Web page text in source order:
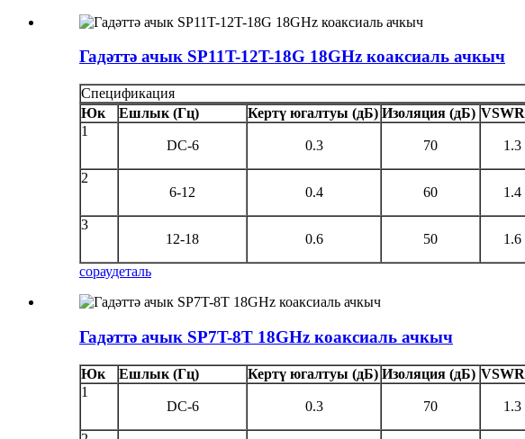
Гадәттә ачык SP11T-12T-18G 18GHz коаксиаль ачкыч
Спецификация
Юк
Ешлык (Гц) Кертү югалтуы (дБ) Изоляция (дБ) VSWR
1
DC-6
0.3 70 1.3
2
6-12
0.4 60 1.4
3
12-18
0.6 50 1.6
сораудеталь
Гадәттә ачык SP7T-8T 18GHz коаксиаль ачкыч
Юк Ешлык (Гц) Кертү югалтуы (дБ) Изоляция (дБ) VSWR
1
DC-6
0.3 70 1.3